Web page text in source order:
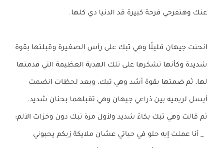
عنك وهتفرحي فرحة كبيرة قد الدنيا دي كلها.
انحنت جيهان قليلًا وهي تبك على رأس الصغيرة وقبلتها بقوة
شديدة وكأنها تشكرها على تلك الهدية العظيمة التي قدمتها
لها، ثم ضمتها بقوة أشد وهي تبك، وبعد لحظات انضمت
أيسل لريميه بين ذراعي جيهان وهي تقبلهما بحنان شديد.
ثم قالت وهي تبك بكاءً شديد ولأول مرة تبك دون وخزات الألم:
_ أنا عملت إيه حلو في حياتي عشان ملايكة زيكم يحبوني